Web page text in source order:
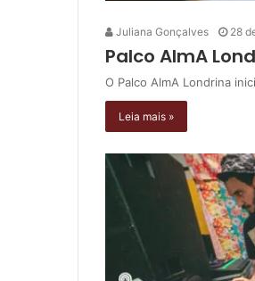
Juliana Gonçalves 28
Palco AlmA
O Palco AlmA Londrina
Leia mais »